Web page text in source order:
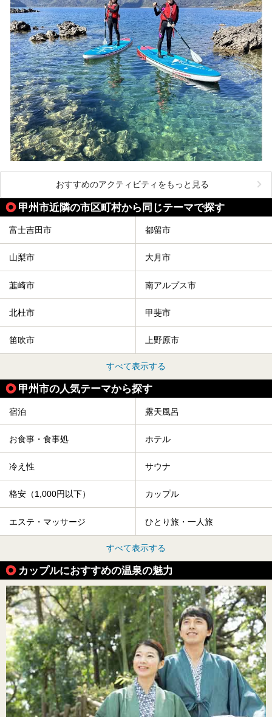
おすすめのアクティビティをもっと見る
甲州市近隣の市区町村から同じテーマで探す
富士吉田市 都留市
山梨市 大月市
韮崎市 南アルプス市
北杜市 甲斐市
笛吹市 上野原市
すべて表示する
甲州市の人気テーマから探す
宿泊 露天風呂
お食事・食事処 ホテル
冷え性 サウナ
格安（1,000円以下） カップル
エステ・マッサージ ひとり旅・一人旅
すべて表示する
カップルにおすすめの温泉の魅力